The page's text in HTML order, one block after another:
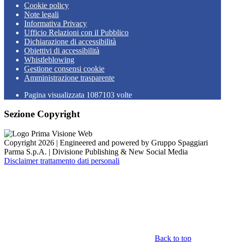
Cookie policy
Note legali
Informativa Privacy
Ufficio Relazioni con il Pubblico
Dichiarazione di accessibilità
Obiettivi di accessibilità
Whistleblowing
Gestione consensi cookie
Amministrazione trasparente
Pagina visualizzata 1087103 volte
Sezione Copyright
Copyright 2026 | Engineered and powered by Gruppo Spaggiari
Parma S.p.A. | Divisione Publishing & New Social Media
Disclaimer trattamento dati personali
Back to top